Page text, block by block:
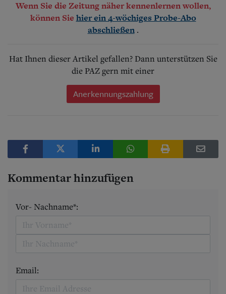
Wenn Sie die Zeitung näher kennenlernen wollen,
können Sie hier ein 4-wöchiges Probe-Abo
abschließen .
Hat Ihnen dieser Artikel gefallen? Dann unterstützen Sie
die PAZ gern mit einer
Anerkennungszahlung
Kommentar hinzufügen
Vor- Nachname*:
Email: